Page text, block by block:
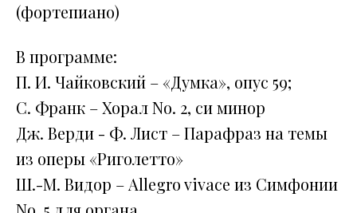
(фортепиано)
В программе:
П. И. Чайковский – «Думка», опус 59;
С. Франк – Хорал No. 2, си минор
Дж. Верди - Ф. Лист – Парафраз на темы
из оперы «Риголетто»
Ш.-М. Видор – Allegro vivace из Симфонии